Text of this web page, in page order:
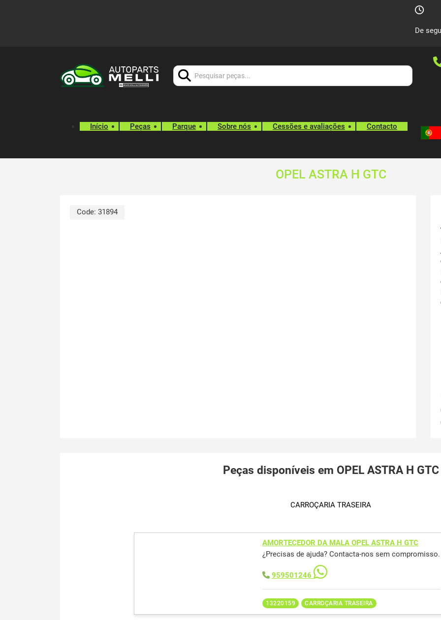
De
Início Peças Parque Sobre nós Cessões e avaliações Contacto
OPEL ASTRA H GTC
Code: 31894
Peças disponíveis em OPEL ASTRA H GTC
CARROÇARIA TRASEIRA
AMORTECEDOR DA MALA OPEL ASTRA H GTC
¿Precisas de ajuda? Contacta-nos sem compromisso.
959501246
13220159 CARROÇARIA TRASEIRA